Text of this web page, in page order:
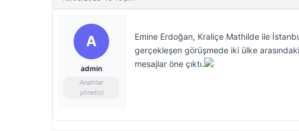
A
admin
Anahtar
yönetici
Emine Erdoğan, Kraliçe Mathilde ile
gerçekleşen görüşmede iki ülke
mesajlar öne çıktı.